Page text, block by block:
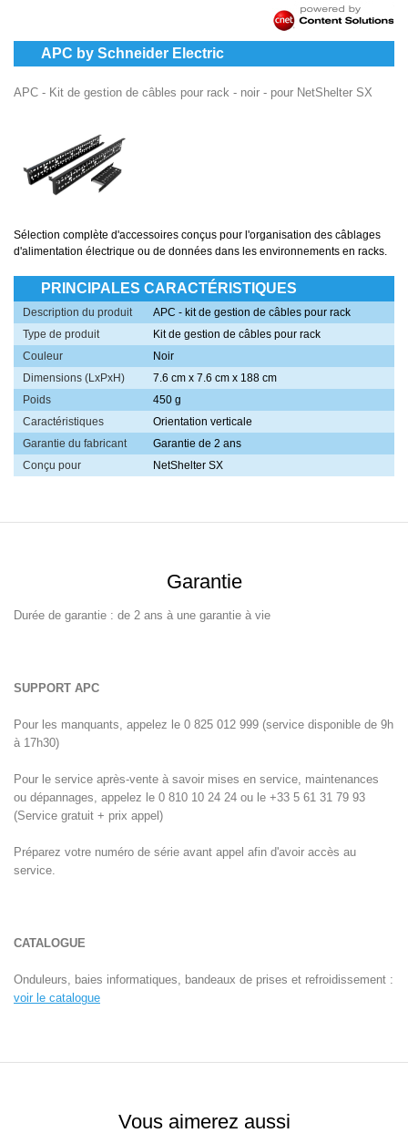
APC by Schneider Electric
APC - Kit de gestion de câbles pour rack - noir - pour NetShelter SX
Sélection complète d'accessoires conçus pour l'organisation des câblages
d'alimentation électrique ou de données dans les environnements en racks.
PRINCIPALES CARACTÉRISTIQUES
Description du produit
APC - kit de gestion de câbles pour rack
Type de produit
Kit de gestion de câbles pour rack
Couleur
Noir
Dimensions (LxPxH)
7.6 cm x 7.6 cm x 188 cm
Poids
450 g
Caractéristiques
Orientation verticale
Garantie du fabricant
Garantie de 2 ans
Conçu pour
NetShelter SX
Garantie
Durée de garantie : de 2 ans à une garantie à vie
SUPPORT APC
Pour les manquants, appelez le 0 825 012 999 (service disponible de 9h
à 17h30)
Pour le service après-vente à savoir mises en service, maintenances
ou dépannages, appelez le 0 810 10 24 24 ou le +33 5 61 31 79 93
(Service gratuit + prix appel)
Préparez votre numéro de série avant appel afin d'avoir accès au
service.
CATALOGUE
Onduleurs, baies informatiques, bandeaux de prises et refroidissement :
voir le catalogue
Vous aimerez aussi